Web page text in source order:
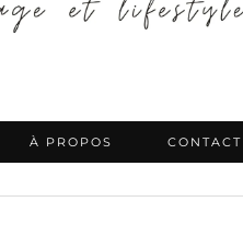
À PROPOS CONTACT